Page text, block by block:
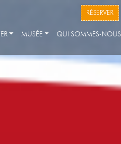
RÉSERVER
MUSÉE QUI SOMMES-NOUS